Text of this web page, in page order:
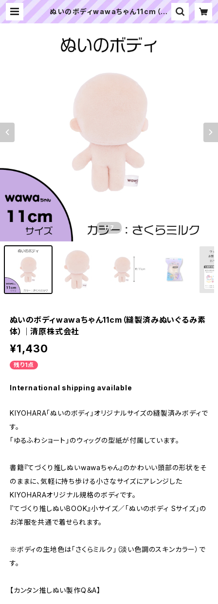
ぬいのボディwawaちゃん11cm（縫
製済みぬいぐるみ素体）｜清原株式会
1/7
ぬいのボディwawaちゃん11cm（縫製済みぬいぐるみ素
体）｜清原株式会社
¥1,430
残り1点
International shipping available
KIYOHARA「ぬいのボディ」オリジナルサイズの縫製済みボディで
す。
「ゆるふわショート」のウィッグの型紙が付属しています。
書籍『てづくり推しぬいwawaちゃん』のかわいい頭部の形状をそ
のままに、気軽に持ち歩ける小さなサイズにアレンジした
KIYOHARAオリジナル規格のボディです。
『てづくり推しぬいBOOK』小サイズ／「ぬいのボディ Sサイズ」の
お洋服を共通で着せられます。
※ボディの生地色は「さくらミルク」（淡い色調のスキンカラー）で
す。
【カンタン推しぬい製作Q＆A】